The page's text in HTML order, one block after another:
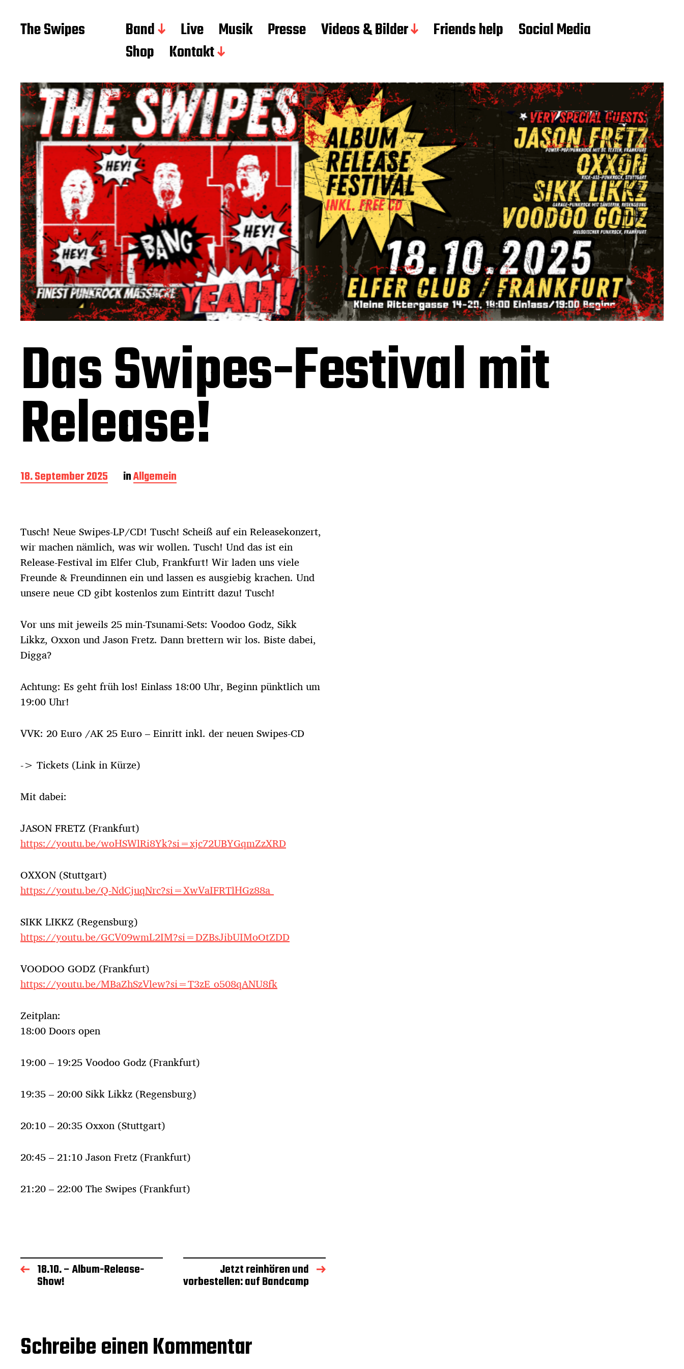
The Swipes Band Live Musik Presse Videos & Bilder Friends help
Social Media
Shop
Kontakt
Das Swipes-Festival mit
Release!
B
e
a
g
s
d
a
t
u
18. September 2025 inAllgemein
Tusch! Neue Swipes-LP/CD! Tusch! Scheiß auf ein Releasekonzert,
wir machen nämlich, was wir wollen. Tusch! Und das ist ein
Release-Festival im Elfer Club, Frankfurt! Wir laden uns viele
Freunde & Freundinnen ein und lassen es ausgiebig krachen. Und
unsere neue CD gibt kostenlos zum Eintritt dazu! Tusch!
Vor uns mit jeweils 25 min-Tsunami-Sets: Voodoo Godz, Sikk
Likkz, Oxxon und Jason Fretz. Dann brettern wir los. Biste dabei,
Digga?
Achtung: Es geht früh los! Einlass 18:00 Uhr, Beginn pünktlich um
19:00 Uhr!
VVK: 20 Euro /AK 25 Euro – Einritt inkl. der neuen Swipes-CD
-> Tickets (Link in Kürze)
Mit dabei:
JASON FRETZ (Frankfurt)
https://youtu.be/woHSWlRi8Yk?si=xjc72UBYGqmZzXRD
OXXON (Stuttgart)
https://youtu.be/Q-NdCjuqNrc?si=XwVaIFRTlHGz88a_
SIKK LIKKZ (Regensburg)
https://youtu.be/GCV09wmL2IM?si=DZBsJibUIMoOtZDD
VOODOO GODZ (Frankfurt)
https://youtu.be/MBaZhSzVlew?si=T3zE_o508qANU8fk
Zeitplan:
18:00 Doors open
19:00 – 19:25 Voodoo Godz (Frankfurt)
19:35 – 20:00 Sikk Likkz (Regensburg)
20:10 – 20:35 Oxxon (Stuttgart)
20:45 – 21:10 Jason Fretz (Frankfurt)
21:20 – 22:00 The Swipes (Frankfurt)
18.10. – Album-Release-
Show!
Jetzt reinhören und
vorbestellen: auf Bandcamp
Schreibe einen Kommentar